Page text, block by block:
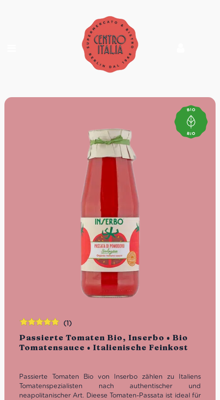
Passierte Tomaten Bio, Inserbo • Bio
Tomatensauce • Italienische Feinkost
(1)
Passierte Tomaten Bio von Inserbo zählen zu Italiens
Tomatenspezialisten nach authentischer und
neapolitanischer Art. Dieese Tomaten-Passata ist ideal für
mit5.00von
5